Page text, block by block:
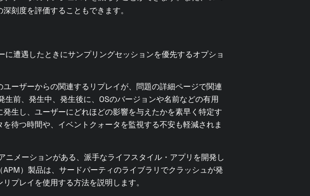
刻度を評価することもできます。
遭遇したときにサンプリングセッションを優先するオプショ
ーザーからの関連するリプレイが、問題の詳細ページで関連
前、発生中、発生後に、OSのバージョンや名前などの有用
生し、ユーザーにどれほどの影響を与えたかを素早く特定す
待つ時間や、イベントクォータを監視する不安も軽減されま
メーションがある、派手なライフスタイル・アプリを開発し
）製品は、サードパーティのライブラリでクラッシュが発
プレイを使用する方法を説明します。